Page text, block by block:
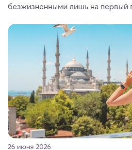
безжизненными лишь на первый
животные и маршруты, которые
ярких впечатлений от
26 июня 2026